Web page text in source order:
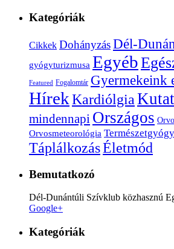
Kategóriák
Cikkek DohányzásDél-
gyógyturizmusa Egyéb
Featured Fogalomtár Gyermekeink
HírekKardiólgia
mindennapi Országos
Orvosmeteorológia
TáplálkozásÉletmód
Bemutatkozó
Dél-Dunántúli Szívklub közhasznú
Google+
Kategóriák